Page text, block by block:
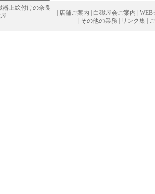
店舗ご案内 白磁屋会ご案内
WEB
その他の業務 リンク集